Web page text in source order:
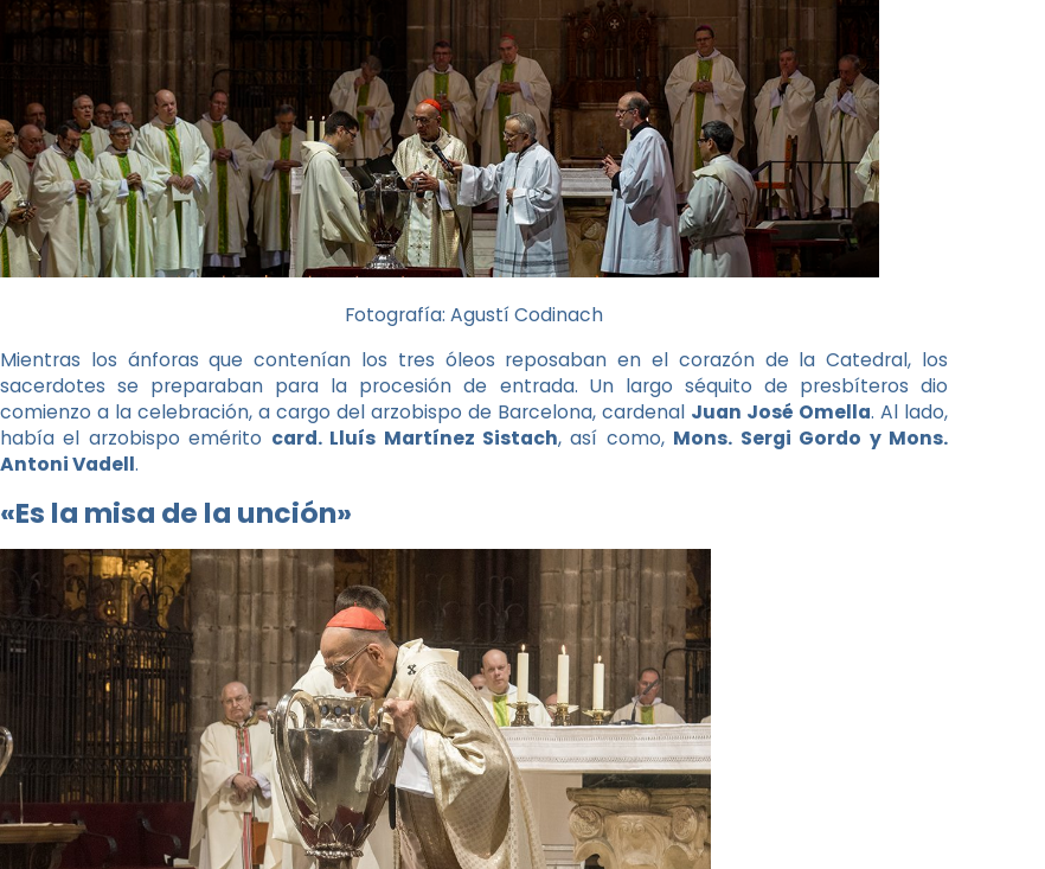
Fotografía: Agustí Codinach
Mientras los ánforas que contenían los tres óleos reposaban en el corazón de la Catedral, los
sacerdotes se preparaban para la procesión de entrada. Un largo séquito de presbíteros dio
comienzo a la celebración, a cargo del arzobispo de Barcelona, cardenal Juan José Omella. Al lado,
había el arzobispo emérito card. Lluís Martínez Sistach, así como, Mons. Sergi Gordo y Mons.
Antoni Vadell.
«Es la misa de la unción»